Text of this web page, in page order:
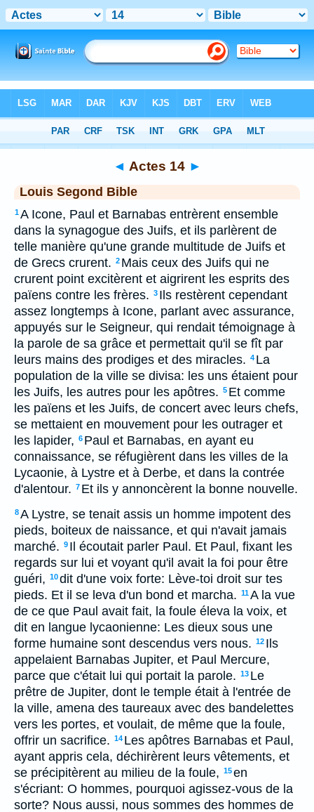
> Actes 14
◄ Actes 14 ►
Louis Segond Bible
1A Icone, Paul et Barnabas entrèrent ensemble
dans la synagogue des Juifs, et ils parlèrent de
telle manière qu'une grande multitude de Juifs et
de Grecs crurent. 2 Mais ceux des Juifs qui ne
crurent point excitèrent et aigrirent les esprits des
païens contre les frères. 3 Ils restèrent cependant
assez longtemps à Icone, parlant avec assurance,
appuyés sur le Seigneur, qui rendait témoignage à
la parole de sa grâce et permettait qu'il se fît par
leurs mains des prodiges et des miracles. 4 La
population de la ville se divisa: les uns étaient pour
les Juifs, les autres pour les apôtres. 5 Et comme
les païens et les Juifs, de concert avec leurs chefs,
se mettaient en mouvement pour les outrager et
les lapider, 6 Paul et Barnabas, en ayant eu
connaissance, se réfugièrent dans les villes de la
Lycaonie, à Lystre et à Derbe, et dans la contrée
d'alentour. 7 Et ils y annoncèrent la bonne nouvelle.
8A Lystre, se tenait assis un homme impotent des
pieds, boiteux de naissance, et qui n'avait jamais
marché. 9 Il écoutait parler Paul. Et Paul, fixant les
regards sur lui et voyant qu'il avait la foi pour être
guéri, 10dit d'une voix forte: Lève-toi droit sur tes
pieds. Et il se leva d'un bond et marcha. 11A la vue
de ce que Paul avait fait, la foule éleva la voix, et
dit en langue lycaonienne: Les dieux sous une
forme humaine sont descendus vers nous. 12 Ils
appelaient Barnabas Jupiter, et Paul Mercure,
parce que c'était lui qui portait la parole. 13 Le
prêtre de Jupiter, dont le temple était à l'entrée de
la ville, amena des taureaux avec des bandelettes
vers les portes, et voulait, de même que la foule,
offrir un sacrifice. 14 Les apôtres Barnabas et Paul,
ayant appris cela, déchirèrent leurs vêtements, et
se précipitèrent au milieu de la foule, 15en
s'écriant: O hommes, pourquoi agissez-vous de la
sorte? Nous aussi, nous sommes des hommes de